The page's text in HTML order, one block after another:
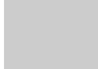
Der Bundestag plant in
495,8 Milliarden Euro. (©